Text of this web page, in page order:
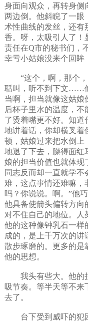
身面向观众，再转身侧
两边倒。他斜睨了一眼
术性曲线的发丝，还有
香。呀，太吸引人了！
责任在Q市的秘书们，
幸亏小姑娘没来个回眸
“这个，啊，那个，
聒叫，听不到下文……
当啊，担当就像这姑娘
后杯子里水的温度，
了烫着嘴更不好。知道
地讲着话，你却横叉着
顿，姑娘过来把水倒上
地退了下去，臊得面
娘的担当价值也就体现
同志反而却一直就学
难，这点事情还难嘛，
吗？你说说。啊。”他
他具备使箭头偏转方向
对不住自己的地位。人
他的这种像钟乳石一样
成的，是上千万次的
散步琢磨的。更多的是
他的思想。
我头有些大。他的
吸节奏。等半天等不
去了。
台下受到威吓的犯